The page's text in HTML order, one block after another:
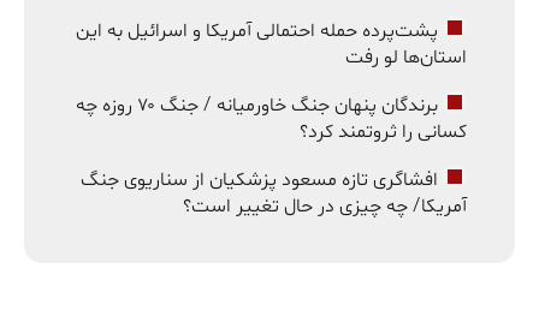
پشت‌پرده حمله احتمالی آمریکا و اسرائیل به این
استان‌ها لو رفت
برندگان پنهان جنگ خاورمیانه / جنگ ۷۰ روزه چه
کسانی را ثروتمند کرد؟
افشاگری تازه مسعود پزشکیان از سناریوی جنگ
آمریکا/ چه چیزی در حال تغییر است؟